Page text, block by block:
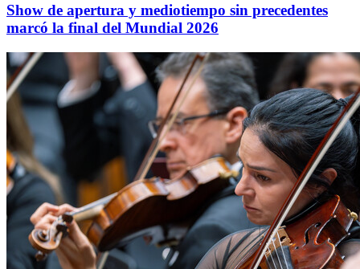
Show de apertura y mediotiempo sin precedentes
marcó la final del Mundial 2026